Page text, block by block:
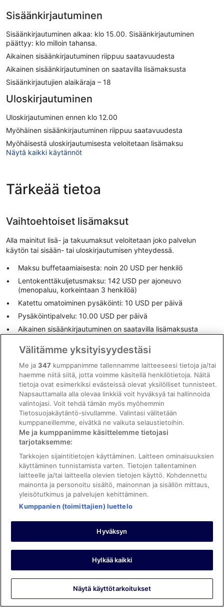
Sisäänkirjautuminen
Sisäänkirjautuminen alkaa: klo 15.00. Sisäänkirjautuminen
päättyy: klo milloin tahansa.
Aikainen sisäänkirjautuminen riippuu saatavuudesta
Aikainen sisäänkirjautuminen on saatavilla lisämaksusta
Sisäänkirjautujien alaikäraja – 18
Uloskirjautuminen
Uloskirjautuminen ennen klo 12.00
Myöhäinen sisäänkirjautuminen riippuu saatavuudesta
Myöhäisestä uloskirjautumisesta veloitetaan lisämaksu
Näytä kaikki käytännöt
Tärkeää tietoa
Vaihtoehtoiset lisämaksut
Alla mainitut lisä- ja takuumaksut veloitetaan joko palvelun
käytön tai sisään- tai uloskirjautumisen yhteydessä.
Maksu buffetaamiaisesta: noin 20 USD per henkilö
Lentokenttäkuljetusmaksu: 142 USD per ajoneuvo
(menopaluu, korkeintaan 3 henkilöä)
Katettu omatoiminen pysäköinti: 10 USD per päivä
Pysäköintipalvelu: 10.00 USD per päivä
Aikainen sisäänkirjautuminen on saatavilla lisämaksusta
Myöhäinen uloskirjautuminen on saatavilla lisämaksusta
Lisävuode: 40.0 USD per yö
Tämä ei välttämättä ole kattava luettelo. Lisä- ja takuumaksut
voivat muuttua, eivätkä ne välttämättä sisällä veroja.
Näytä kaikki tärkeät tiedot
Sheraton Cairo Hotel & Casino –
arvostelut
Arvostelut
8,8Loistava
408 arvostelua
Arvostelut
Arvosana
10
Loistava.
256
408
arvostelua
10–Loistava
arvostelua
Arvosana
6
OK.
26
408
6–OK 26
-
16
Arvosana
Hirveä.
2–Hirveä 21
9,0/10 8,8/10
Välitämme yksityisyydestäsi
Me ja347 kumppanimme tallennamme laitteeseesi tietoja ja/tai
haemme niitä siitä, jotta voimme käsitellä henkilötietoja. Näitä
tietoja ovat esimerkiksi evästeissä olevat yksilölliset tunnisteet.
Napsauttamalla alla olevaa linkkiä voit hyväksyä tai hallinnoida
valintojasi. Voit tehdä tämän myös myöhemmin
Tietosuojakäytäntö-sivullamme. Valintasi välitetään
kumppaneillemme, eivätkä ne vaikuta selaustietoihin.
Me ja kumppanimme käsittelemme tietojasi
tarjotaksemme:
Tarkkojen sijaintitietojen käyttäminen. Laitteen ominaisuuksien
käyttäminen tunnistamista varten. Tietojen tallentaminen
laitteelle ja/tai laitteella olevien tietojen käyttö. Kohdennettu
mainonta ja personoitu sisältö, mainonnan ja sisällön mittaus,
yleisötutkimus ja palvelujen kehittäminen.
Kumppanien (toimittajien) luettelo
Hyväksyn
Hylkää kaikki
Näytä käyttötarkoitukset